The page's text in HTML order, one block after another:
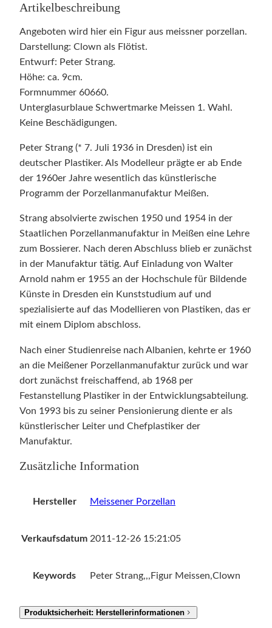
Artikelbeschreibung
Angeboten wird hier ein Figur aus meissner porzellan.
Darstellung: Clown als Flötist.
Entwurf: Peter Strang.
Höhe: ca. 9cm.
Formnummer 60660.
Unterglasurblaue Schwertmarke Meissen 1. Wahl.
Keine Beschädigungen.
Peter Strang (* 7. Juli 1936 in Dresden) ist ein
deutscher Plastiker. Als Modelleur prägte er ab Ende
der 1960er Jahre wesentlich das künstlerische
Programm der Porzellanmanufaktur Meißen.
Strang absolvierte zwischen 1950 und 1954 in der
Staatlichen Porzellanmanufaktur in Meißen eine Lehre
zum Bossierer. Nach deren Abschluss blieb er zunächst
in der Manufaktur tätig. Auf Einladung von Walter
Arnold nahm er 1955 an der Hochschule für Bildende
Künste in Dresden ein Kunststudium auf und
spezialisierte auf das Modellieren von Plastiken, das er
mit einem Diplom abschloss.
Nach einer Studienreise nach Albanien, kehrte er 1960
an die Meißener Porzellanmanufaktur zurück und war
dort zunächst freischaffend, ab 1968 per
Festanstellung Plastiker in der Entwicklungsabteilung.
Von 1993 bis zu seiner Pensionierung diente er als
künstlerischer Leiter und Chefplastiker der
Manufaktur.
Zusätzliche Information
Hersteller Meissener Porzellan
Verkaufsdatum 2011-12-26 15:21:05
Keywords Peter Strang,,,Figur Meissen,Clown
Produktsicherheit: Herstellerinformationen